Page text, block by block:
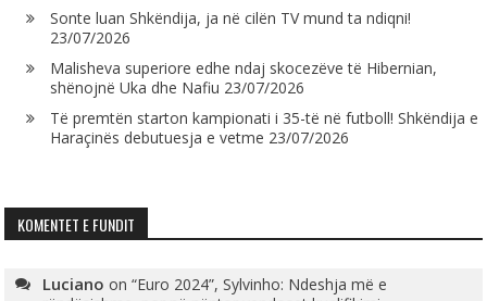
Sonte luan Shkëndija, ja në cilën TV mund ta ndiqni!
23/07/2026
Malisheva superiore edhe ndaj skocezëve të Hibernian,
shënojnë Uka dhe Nafiu 23/07/2026
Të premtën starton kampionati i 35-të në futboll! Shkëndija e
Haraçinës debutuesja e vetme 23/07/2026
KOMENTET E FUNDIT
Luciano on“Euro 2024”, Sylvinho: Ndeshja më e